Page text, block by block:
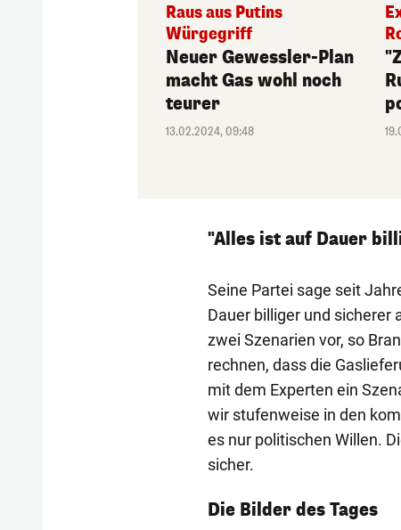
Raus aus Putins
Würgegriff
Neuer Gewessler-Plan
macht Gas wohl noch
teurer
13.02.2024, 09:48
"Alles ist auf Dauer
Seine Partei sage seit
Dauer billiger und sicherer
zwei Szenarien vor, so
rechnen, dass die
mit dem Experten ein
wir stufenweise in den
es nur politischen Willen.
sicher.
Die Bilder des Tages
1/57